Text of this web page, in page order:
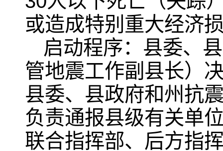
或造成特别重大经济
启动程序：县委、
管地震工作副县长）
县委、县政府和州抗
负责通报县级有关单
联合指挥部、后方指